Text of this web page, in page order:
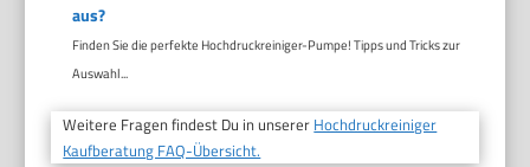
aus?
Finden Sie die perfekte Hochdruckreiniger-Pumpe! Tipps und Tricks zur
Auswahl...
Weitere Fragen findest Du in unserer Hochdruckreiniger
Kaufberatung FAQ-Übersicht.